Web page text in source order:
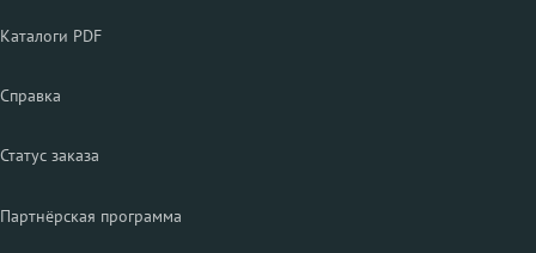
Каталоги PDF
Справка
Статус заказа
Партнёрская программа